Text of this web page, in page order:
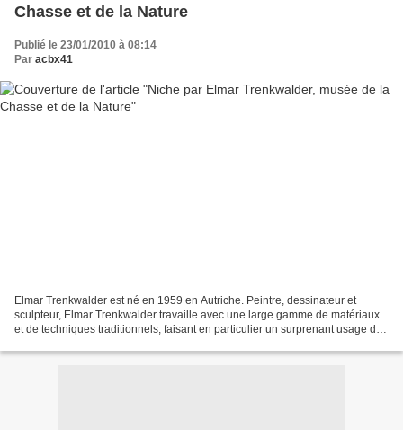
Chasse et de la Nature
Publié le 23/01/2010 à 08:14
Par acbx41
Elmar Trenkwalder est né en 1959 en Autriche. Peintre, dessinateur et
sculpteur, Elmar Trenkwalder travaille avec une large gamme de matériaux
et de techniques traditionnels, faisant en particulier un surprenant usage de